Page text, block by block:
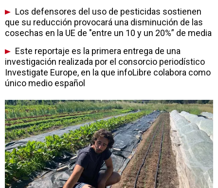
Los defensores del uso de pesticidas sostienen
que su reducción provocará una disminución de las
cosechas en la UE de "entre un 10 y un 20%” de media
Este reportaje es la primera entrega de una
investigación realizada por el consorcio periodístico
Investigate Europe, en la que infoLibre colabora como
único medio español